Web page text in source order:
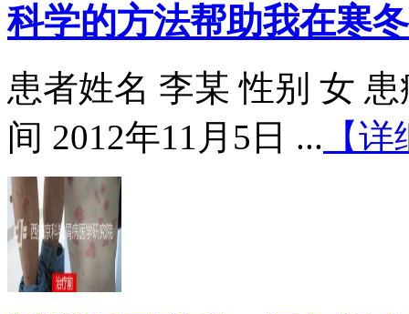
科学的方法帮助我在寒
患者姓名 李某 性别 女
间 2012年11月5日 ... 【